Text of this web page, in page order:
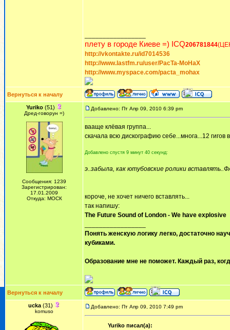
плету в городе Киеве =) ICQ206781844
http://vkontakte.ru/id7014536
http://www.lastfm.ru/user/PacTa-MoHaX
http://www.myspace.com/pacta_mohax
Вернуться к началу
Yuriko (51)
Дред-говорун =)
Сообщения: 1239
Зарегистрирован:
17.01.2009
Откуда: МОСК
Добавлено: Пт Апр 09, 2010 6:39 pm
вааще клёвая группа...
скачала всю дискографию себе...многа...12
Добавлено спустя 9 минут 40 секунд:
э..забыла, как ютубовские ролики
короче, не хочет ничего вставлять...
так напишу:
The Future Sound of London - We have explosive
Понять женскую логику легко, достаточно
кубиками.
Образование мне не поможет. Каждый раз,
Вернуться к началу
ucka (31)
komuso
Добавлено: Пт Апр 09, 2010 7:49 pm
Yuriko писал(а):